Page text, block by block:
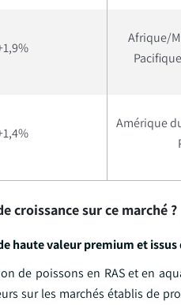
Afrique/
Amérique
croissance sur ce marché ?
haute valeur premium et issus
de poissons en RAS et en
sur les marchés établis de